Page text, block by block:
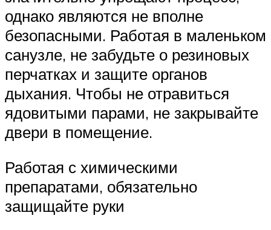
однако являются не вполне
безопасными. Работая в маленьком
санузле, не забудьте о резиновых
перчатках и защите органов
дыхания. Чтобы не отравиться
ядовитыми парами, не закрывайте
двери в помещение.
Работая с химическими
препаратами, обязательно
защищайте руки